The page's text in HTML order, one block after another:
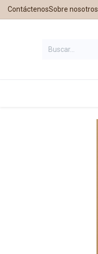
ContáctenosSobre nosotros